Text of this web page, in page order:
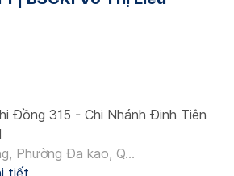
Đồng 315 - Chi Nhánh Đinh Tiên
Phường Đa kao, Q...